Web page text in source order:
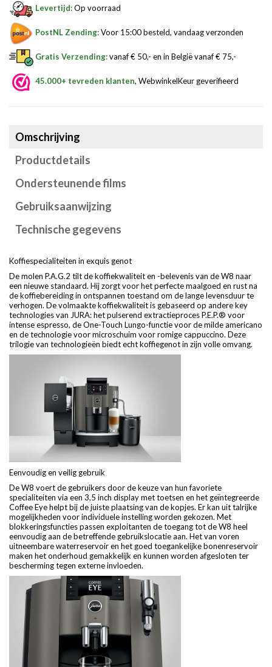
Levertijd:Op voorraad
PostNL Zending:Voor 15:00 besteld, vandaag verzonden
Gratis Verzending:vanaf € 50,- en in België vanaf € 75,-
45.000+ tevreden klanten, WebwinkelKeur geverifieerd
Omschrijving
Productdetails
Ondersteunende films
Gebruiksaanwijzing
Technische gegevens
Koffiespecialiteiten in exquis genot
De molen P.A.G.2 tilt de koffiekwaliteit en -belevenis van de W8 naar
een nieuwe standaard. Hij zorgt voor het perfecte maalgoed en rust na
de koffiebereiding in ontspannen toestand om de lange levensduur te
verhogen. De volmaakte koffiekwaliteit is gebaseerd op andere key
technologies van JURA: het pulserend extractieproces P.E.P.® voor
intense espresso, de One-Touch Lungo-functie voor de milde americano
en de technologie voor microschuim voor romige cappuccino. Deze
trilogie van technologieën biedt echt koffiegenot in zijn volle omvang.
Eenvoudig en veilig gebruik
De W8 voert de gebruikers door de keuze van hun favoriete
specialiteiten via een 3,5 inch display met toetsen en het geïntegreerde
Coffee Eye helpt bij de juiste plaatsing van de kopjes. Er kan uit talrijke
mogelijkheden voor individuele instelling worden gekozen. Met
blokkeringsfuncties passen exploitanten de toegang tot de W8 heel
eenvoudig aan de betreffende gebruikslocatie aan. Het van voren
uitneembare waterreservoir en het goed toegankelijke bonenreservoir
maken het onderhoud gemakkelijk en kunnen worden afgesloten ter
bescherming tegen externe invloeden.